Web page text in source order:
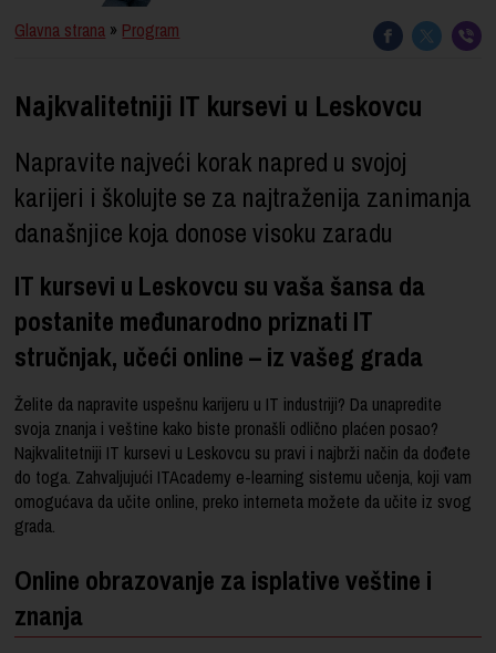
Glavna strana » Program
Najkvalitetniji IT kursevi u Leskovcu
Napravite najveći korak napred u svojoj
karijeri i školujte se za najtraženija zanimanja
današnjice koja donose visoku zaradu
IT kursevi u Leskovcu su vaša šansa da
postanite međunarodno priznati IT
stručnjak, učeći online – iz vašeg grada
Želite da napravite uspešnu karijeru u IT industriji? Da unapredite
svoja znanja i veštine kako biste pronašli odlično plaćen posao?
Najkvalitetniji IT kursevi u Leskovcu su pravi i najbrži način da dođete
do toga. Zahvaljujući ITAcademy e-learning sistemu učenja, koji vam
omogućava da učite online, preko interneta možete da učite iz svog
grada.
Online obrazovanje za isplative veštine i
znanja